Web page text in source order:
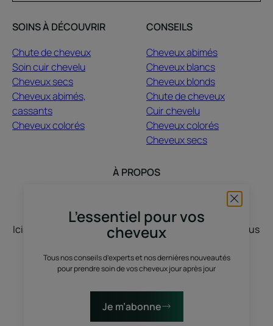
L’essentiel pour vos
cheveux
Tous nos conseils d’experts et nos dernières nouveautés
pour prendre soin de vos cheveux jour après jour
Je m’abonne
SOINS À DÉCOUVRIR
Chute de cheveux
Soin cuir chevelu
Cheveux secs
Cheveux abimés,
cassants
Cheveux colorés
CONSEILS
Cheveux abimés
Cheveux blancs
Cheveux blonds
Chute de cheveux
Cuir chevelu
Cheveux colorés
Cheveux secs
À PROPOS
Ici, nous vous écoutons, vous nous racontez, nous vous
envies, vos humeurs, vos changements de vie. On
nature.